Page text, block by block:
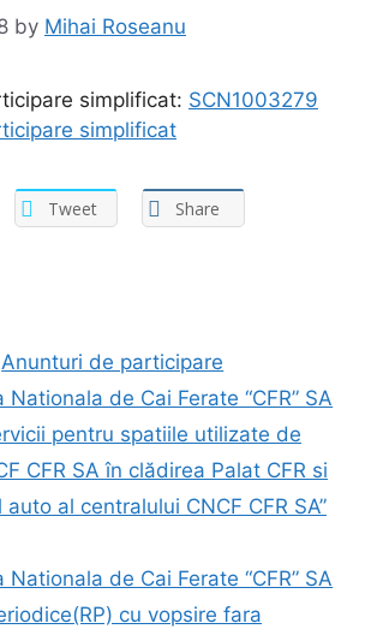
by Mihai Roseanu
simplificat: SCN1003279
simplificat
Tweet Share
Anunturi de participare
Nationala de Cai Ferate “CFR” SA
pentru spatiile utilizate de
CFR SA în clădirea Palat CFR si
al centralului CNCF CFR SA”
Nationala de Cai Ferate “CFR” SA
cu vopsire fara